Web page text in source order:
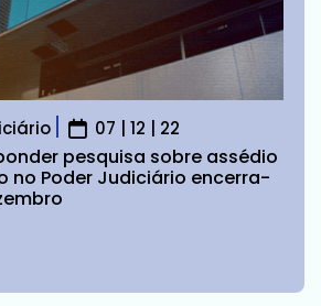
07 | 12 | 22
pesquisa sobre assédio
no Poder Judiciário encerra-